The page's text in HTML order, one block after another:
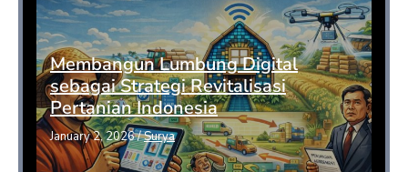
Membangun Lumbung Digital
sebagai Strategi Revitalisasi
Pertanian Indonesia
January 2, 2026/Surya